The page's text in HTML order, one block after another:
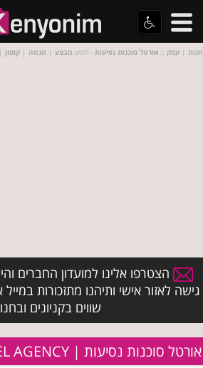
חנות | עסק :: אורטל סוכנות נסיעות - חפש מבצע | הנחה | קופון |
הצטרפו אלינו למועדון החברים
גישה לאזור אישי ותיהנו מתזכורות
שווים בקניונים
אורטל סוכנות נסיעות | ORTAL TRAVEL AGENCY